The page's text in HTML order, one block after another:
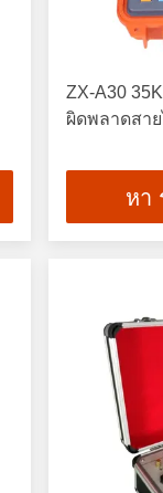
ZX-A30
ผิดพลาดสา
หา